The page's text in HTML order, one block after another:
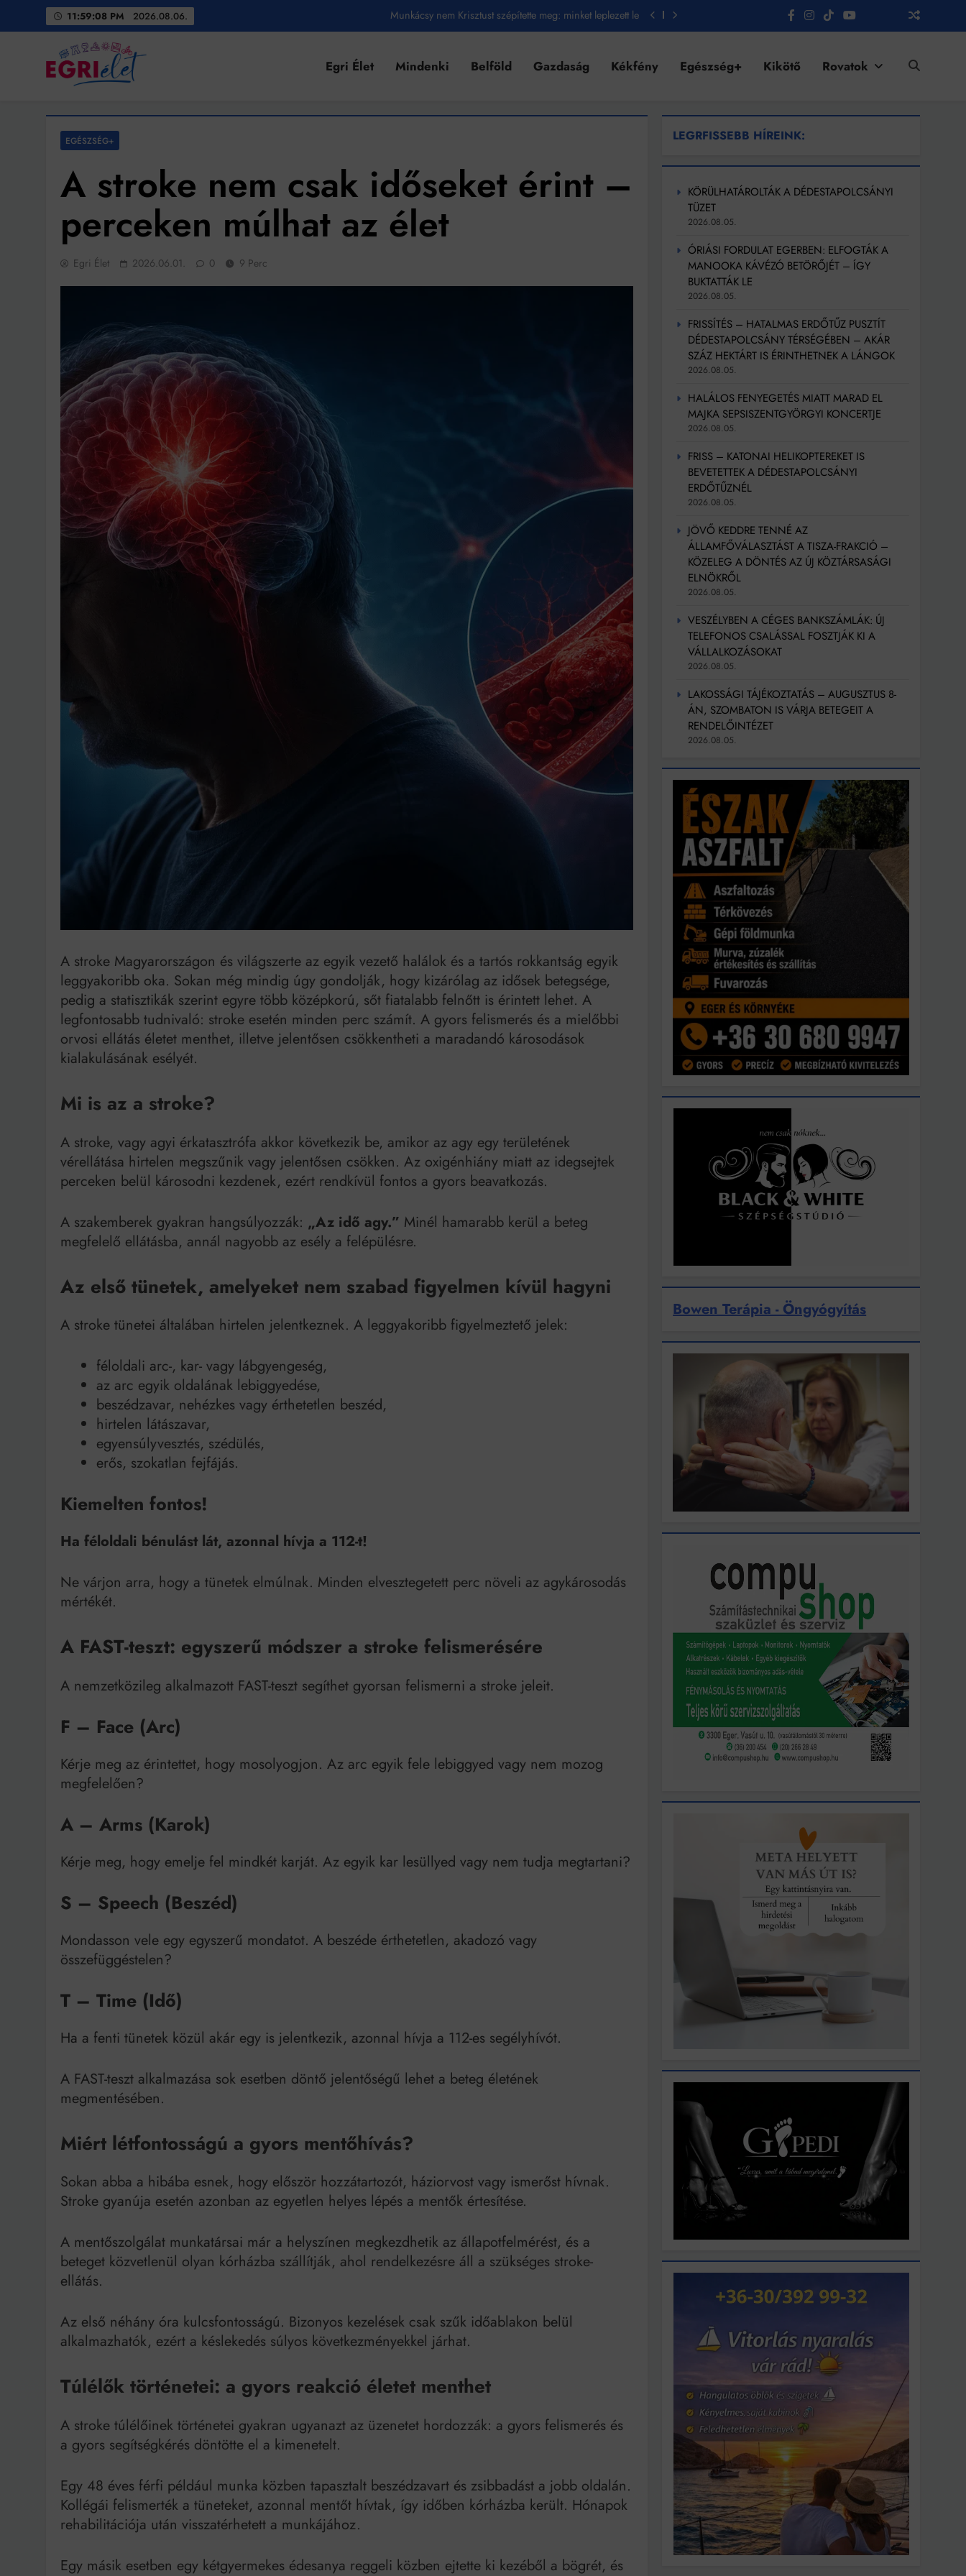
11:59:10 PM 2026.08.06.
Ahol köszönnek, ott még van város
Létezik tökéletes élet: Truman is elhitte
Az ördög még mindig Pradát visel. De te miért öltözöl hozzá?
Móricz Zsigmond: falusi író vagy boncmester?
Bitumenes lapostetők: a bevált technológia akkor működik, ha jól van felújítva
Karinthy Frigyes: a zseni, aki belenézett a saját koponyájába
Ki akarsz törni. De miből?
Az öregség nem csak ránc?
Az ördög még mindig Pradát visel. De te miért öltözöl hozzá?
Móricz Zsigmond: falusi író vagy boncmester?
Mindenki a világot akarja uralni – de nem csak a 80-as években
Bitumenes lapostetők: a bevált technológia akkor működik, ha jól van felújítva
Egri Élet
Egri Élet Mindenki Belföld Gazdaság Kékfény Egészség+ Kikötő Rovatok
EGÉSZSÉG+
A stroke nem csak időseket érint –
perceken múlhat az élet
Egri Élet 2026.06.01. 0 9 Perc
A stroke Magyarországon és világszerte az egyik vezető halálok és a tartós rokkantság egyik
leggyakoribb oka. Sokan még mindig úgy gondolják, hogy kizárólag az idősek betegsége,
pedig a statisztikák szerint egyre több középkorú, sőt fiatalabb felnőtt is érintett lehet. A
legfontosabb tudnivaló: stroke esetén minden perc számít. A gyors felismerés és a mielőbbi
orvosi ellátás életet menthet, illetve jelentősen csökkentheti a maradandó károsodások
kialakulásának esélyét.
Mi is az a stroke?
A stroke, vagy agyi érkatasztrófa akkor következik be, amikor az agy egy területének
vérellátása hirtelen megszűnik vagy jelentősen csökken. Az oxigénhiány miatt az idegsejtek
perceken belül károsodni kezdenek, ezért rendkívül fontos a gyors beavatkozás.
A szakemberek gyakran hangsúlyozzák: „Az idő agy.” Minél hamarabb kerül a beteg
megfelelő ellátásba, annál nagyobb az esély a felépülésre.
Az első tünetek, amelyeket nem szabad figyelmen kívül hagyni
A stroke tünetei általában hirtelen jelentkeznek. A leggyakoribb figyelmeztető jelek:
féloldali arc-, kar- vagy lábgyengeség,
az arc egyik oldalának lebiggyedése,
beszédzavar, nehézkes vagy érthetetlen beszéd,
hirtelen látászavar,
egyensúlyvesztés, szédülés,
erős, szokatlan fejfájás.
Kiemelten fontos!
Ha féloldali bénulást lát, azonnal hívja a 112-t!
Ne várjon arra, hogy a tünetek elmúlnak. Minden elvesztegetett perc növeli az agykárosodás
mértékét.
A FAST-teszt: egyszerű módszer a stroke felismerésére
A nemzetközileg alkalmazott FAST-teszt segíthet gyorsan felismerni a stroke jeleit.
F – Face (Arc)
Kérje meg az érintettet, hogy mosolyogjon. Az arc egyik fele lebiggyed vagy nem mozog
megfelelően?
A – Arms (Karok)
Kérje meg, hogy emelje fel mindkét karját. Az egyik kar lesüllyed vagy nem tudja megtartani?
S – Speech (Beszéd)
Mondasson vele egy egyszerű mondatot. A beszéde érthetetlen, akadozó vagy
összefüggéstelen?
T – Time (Idő)
Ha a fenti tünetek közül akár egy is jelentkezik, azonnal hívja a 112-es segélyhívót.
A FAST-teszt alkalmazása sok esetben döntő jelentőségű lehet a beteg életének
megmentésében.
Miért létfontosságú a gyors mentőhívás?
Sokan abba a hibába esnek, hogy először hozzátartozót, háziorvost vagy ismerőst hívnak.
Stroke gyanúja esetén azonban az egyetlen helyes lépés a mentők értesítése.
A mentőszolgálat munkatársai már a helyszínen megkezdhetik az állapotfelmérést, és a
beteget közvetlenül olyan kórházba szállítják, ahol rendelkezésre áll a szükséges stroke-
ellátás.
Az első néhány óra kulcsfontosságú. Bizonyos kezelések csak szűk időablakon belül
alkalmazhatók, ezért a késlekedés súlyos következményekkel járhat.
Túlélők történetei: a gyors reakció életet menthet
A stroke túlélőinek történetei gyakran ugyanazt az üzenetet hordozzák: a gyors felismerés és
a gyors segítségkérés döntötte el a kimenetelt.
Egy 48 éves férfi például munka közben tapasztalt beszédzavart és zsibbadást a jobb oldalán.
Kollégái felismerték a tüneteket, azonnal mentőt hívtak, így időben kórházba került. Hónapok
rehabilitációja után visszatérhetett a munkájához.
Egy másik esetben egy kétgyermekes édesanya reggeli közben ejtette ki kezéből a bögrét, és
LEGRFISSEBB HÍREINK:
KÖRÜLHATÁROLTÁK A DÉDESTAPOLCSÁNYI
TÜZET
2026.08.05.
ÓRIÁSI FORDULAT EGERBEN: ELFOGTÁK A
MANOOKA KÁVÉZÓ BETÖRŐJÉT – ÍGY
BUKTATTÁK LE
2026.08.05.
FRISSÍTÉS – HATALMAS ERDŐTŰZ PUSZTÍT
DÉDESTAPOLCSÁNY TÉRSÉGÉBEN – AKÁR
SZÁZ HEKTÁRT IS ÉRINTHETNEK A LÁNGOK
2026.08.05.
HALÁLOS FENYEGETÉS MIATT MARAD EL
MAJKA SEPSISZENTGYÖRGYI KONCERTJE
2026.08.05.
FRISS – KATONAI HELIKOPTEREKET IS
BEVETETTEK A DÉDESTAPOLCSÁNYI
ERDŐTŰZNÉL
2026.08.05.
JÖVŐ KEDDRE TENNÉ AZ
ÁLLAMFŐVÁLASZTÁST A TISZA-FRAKCIÓ –
KÖZELEG A DÖNTÉS AZ ÚJ KÖZTÁRSASÁGI
ELNÖKRŐL
2026.08.05.
VESZÉLYBEN A CÉGES BANKSZÁMLÁK: ÚJ
TELEFONOS CSALÁSSAL FOSZTJÁK KI A
VÁLLALKOZÁSOKAT
2026.08.05.
LAKOSSÁGI TÁJÉKOZTATÁS – AUGUSZTUS 8-
ÁN, SZOMBATON IS VÁRJA BETEGEIT A
RENDELŐINTÉZET
2026.08.05.
Bowen Terápia - Öngyógyítás